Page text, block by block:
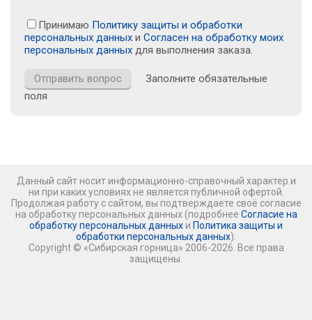
Принимаю Политику защиты и обработки
персональных данных и Согласен на обработку моих
персональных данных для выполнения заказа.
Заполните обязательные
поля
Данный сайт носит информационно-справочный характер и
ни при каких условиях не является публичной офертой.
Продолжая работу с сайтом, вы подтверждаете своё согласие
на обработку персональных данных (подробнее Согласие на
обработку персональных данных и Политика защиты и
обработки персональных данных).
Copyright © «Сибирская горница» 2006-2026. Все права
защищены.